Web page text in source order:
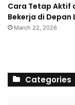
Cara Tetap Aktif
Bekerja di
March 22, 2026
Categories